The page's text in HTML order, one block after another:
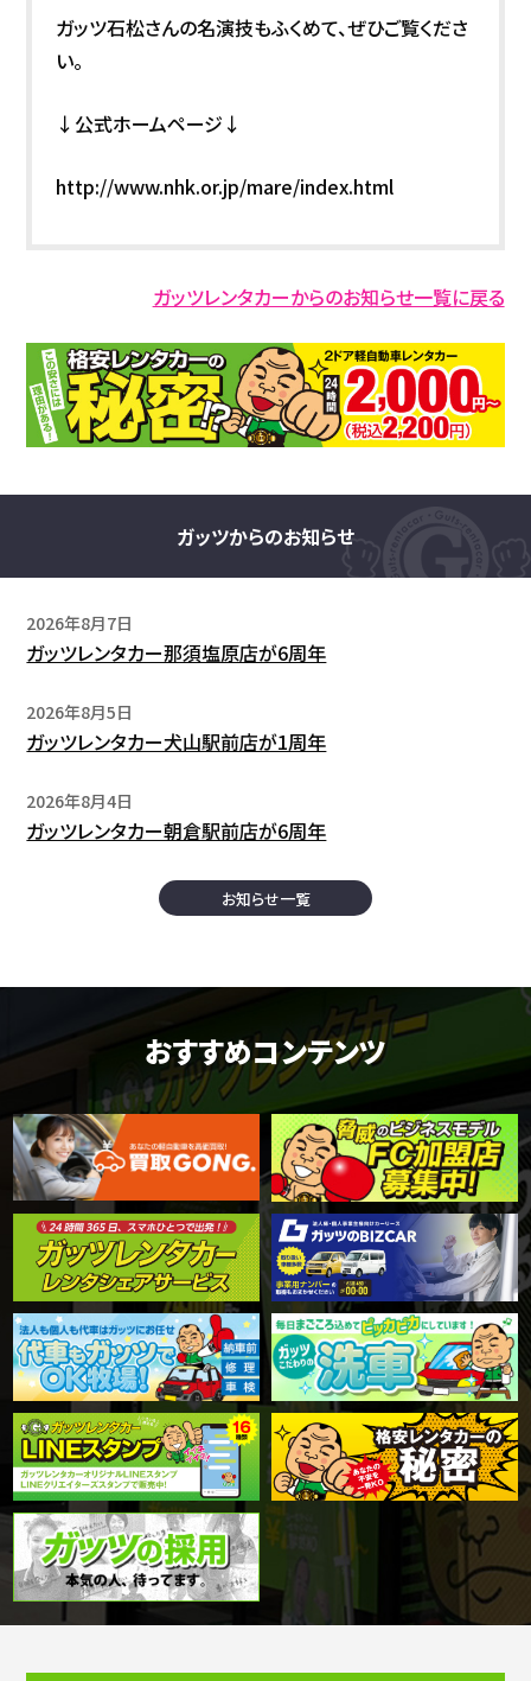
ガッツ石松さんの名演技もふくめて、ぜひご覧くださ
い。
↓公式ホームページ↓
http://www.nhk.or.jp/mare/index.html
ガッツレンタカーからのお知らせ一覧に戻る
ガッツからのお知らせ
2026年8月7日
ガッツレンタカー那須塩原店が6周年
2026年8月5日
ガッツレンタカー犬山駅前店が1周年
2026年8月4日
ガッツレンタカー朝倉駅前店が6周年
お知らせ一覧
おすすめコンテンツ